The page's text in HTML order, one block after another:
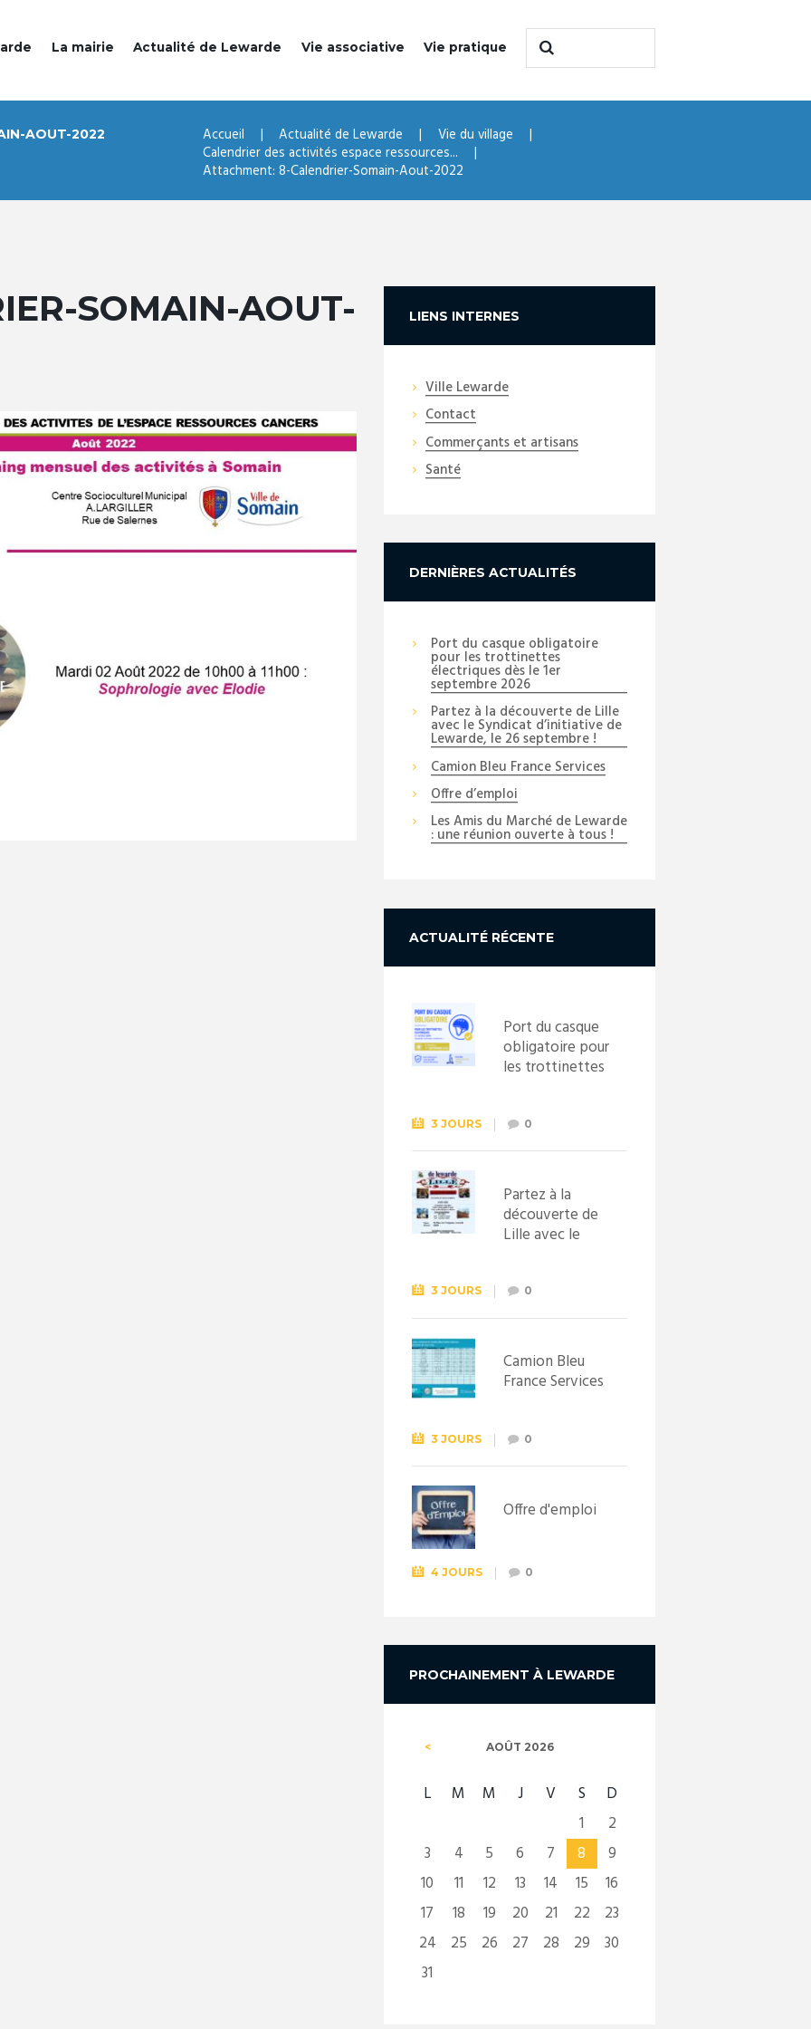
La mairie Actualité de Lewarde Vie associative Vie pratique
AOUT-2022 Accueil Actualité de Lewarde
Vie du village
Calendrier des activités espace ressources...
Attachment: 8-Calendrier-Somain-Aout-2022
SOMAIN-AOUT-
LIENS INTERNES
Ville Lewarde
Contact
Commerçants et artisans
Santé
DERNIÈRES ACTUALITÉS
Port du casque obligatoire
pour les trottinettes
électriques dès le 1er
septembre 2026
Partez à la découverte de Lille
avec le Syndicat d’initiative de
Lewarde, le 26 septembre !
Camion Bleu France Services
Offre d’emploi
Les Amis du Marché de Lewarde
: une réunion ouverte à tous !
ACTUALITÉ RÉCENTE
Port du casque
obligatoire pour
les trottinettes
septembre
2026
3 JOURS 0
Partez à la
découverte de
Lille avec le
Lewarde, le 26
septembre !
3 JOURS 0
Camion Bleu
France Services
3 JOURS 0
Offre d'emploi
4 JOURS 0
PROCHAINEMENT À LEWARDE
AOÛT 2026
L M M J V S
D
1
2
3
4 5 6 7 8
9
10
11 12 13 14 15
16
17
18 19 20 21 22
23
24
25 26 27 28 29
30
31